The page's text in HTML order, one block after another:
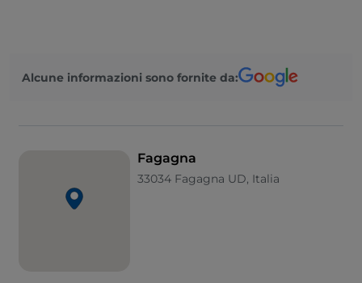
rinascimentale. Non distante dal paese, nell’Oasi
vedere, c’è Ciase Cocél: non si tratta semplicemente
di un museo etnografico, qui si entra davvero nella
vita di un antico casolare rurale, si rivivono tutti i riti
della vita contadina friulana dell’inizio Novecento.
Alcune informazioni sono fornite da:
Fagagna
33034 Fagagna UD, Italia